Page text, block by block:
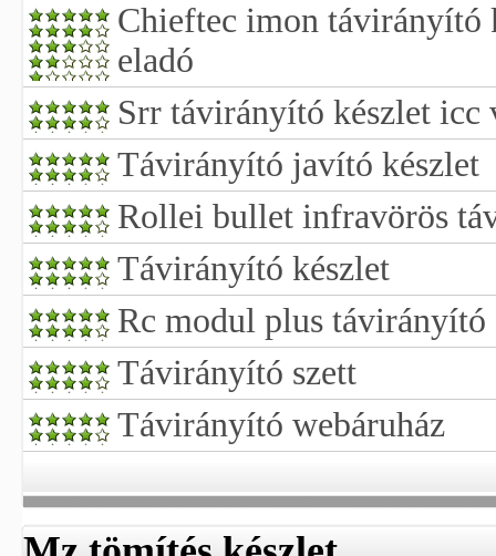
Chieftec imon távirányító
eladó
Srr távirányító készlet icc
Távirányító javító készlet
Rollei bullet infravörös
Távirányító készlet
Rc modul plus távirányító
Távirányító szett
Távirányító webáruház